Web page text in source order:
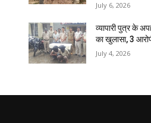
July 6, 2026
व्यापारी पुत्र के
का खुलासा, 3
July 4, 2026